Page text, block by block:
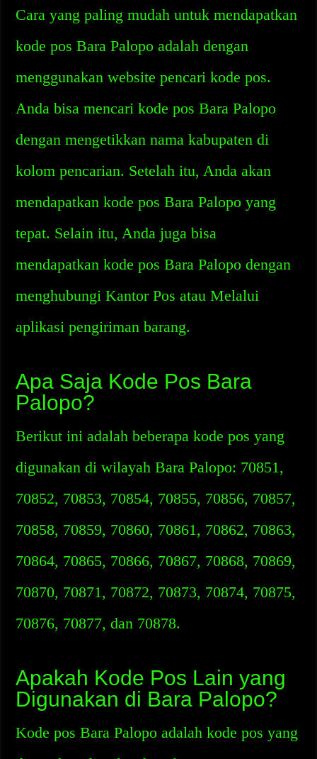
Cara yang paling mudah untuk mendapatkan
kode pos Bara Palopo adalah dengan
menggunakan website pencari kode pos.
Anda bisa mencari kode pos Bara Palopo
dengan mengetikkan nama kabupaten di
kolom pencarian. Setelah itu, Anda akan
mendapatkan kode pos Bara Palopo yang
tepat. Selain itu, Anda juga bisa
mendapatkan kode pos Bara Palopo dengan
menghubungi Kantor Pos atau Melalui
aplikasi pengiriman barang.
Apa Saja Kode Pos Bara
Palopo?
Berikut ini adalah beberapa kode pos yang
digunakan di wilayah Bara Palopo: 70851,
70852, 70853, 70854, 70855, 70856, 70857,
70858, 70859, 70860, 70861, 70862, 70863,
70864, 70865, 70866, 70867, 70868, 70869,
70870, 70871, 70872, 70873, 70874, 70875,
70876, 70877, dan 70878.
Apakah Kode Pos Lain yang
Digunakan di Bara Palopo?
Kode pos Bara Palopo adalah kode pos yang